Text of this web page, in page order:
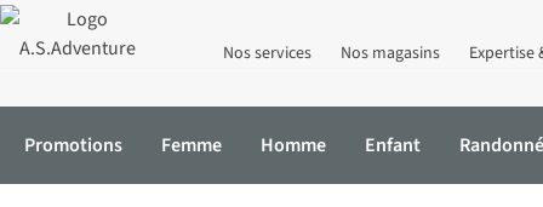
Nos services Nos magasins Expertise
Promotions Femme Homme Enfant